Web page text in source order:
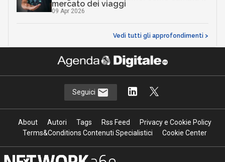
mercato dei viaggi
09 Apr 2026
Vedi tutti gli approfondimenti >
Seguici
About Autori Tags Rss Feed
Privacy e Cookie Policy
Terms&Conditions Contenuti Specialistici
Cookie Center